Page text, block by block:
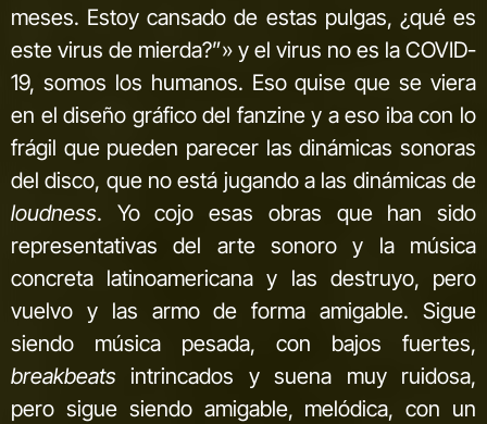
meses. Estoy cansado de estas pulgas, ¿qué es
este virus de mierda?”» y el virus no es la COVID-
19, somos los humanos. Eso quise que se viera
en el diseño gráfico del fanzine y a eso iba con lo
frágil que pueden parecer las dinámicas sonoras
del disco, que no está jugando a las dinámicas de
loudness. Yo cojo esas obras que han sido
representativas del arte sonoro y la música
concreta latinoamericana y las destruyo, pero
vuelvo y las armo de forma amigable. Sigue
siendo música pesada, con bajos fuertes,
breakbeats intrincados y suena muy ruidosa,
pero sigue siendo amigable, melódica, con un